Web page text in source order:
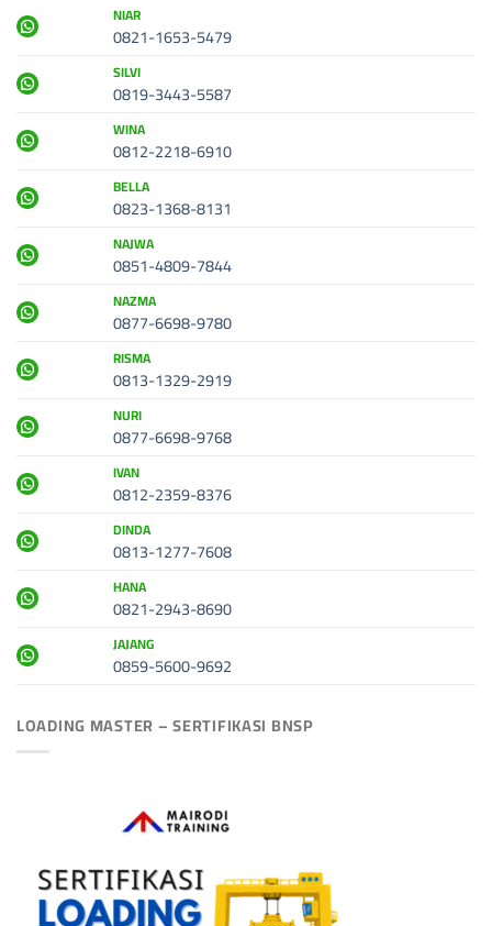
NIAR
0821-1653-5479
SILVI
0819-3443-5587
WINA
0812-2218-6910
BELLA
0823-1368-8131
NAJWA
0851-4809-7844
NAZMA
0877-6698-9780
RISMA
0813-1329-2919
NURI
0877-6698-9768
IVAN
0812-2359-8376
DINDA
0813-1277-7608
HANA
0821-2943-8690
JAJANG
0859-5600-9692
LOADING MASTER – SERTIFIKASI BNSP